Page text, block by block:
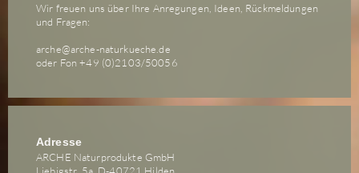
Wir freuen uns über Ihre Anregungen, Ideen, Rückmeldungen
und Fragen:
arche@arche-naturkueche.de
oder Fon +49 (0)2103/50056
Adresse
ARCHE Naturprodukte GmbH